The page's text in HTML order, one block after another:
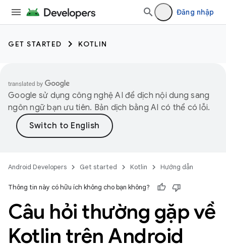
Đăng nhập
GET STARTED KOTLIN
Google sử dụng công nghệ AI để dịch nội dung sang
ngôn ngữ bạn ưu tiên. Bản dịch bằng AI có thể có lỗi.
Android Developers Get started Kotlin Hướng dẫn
Thông tin này có hữu ích không cho bạn không?
Câu hỏi thường gặp về
Kotlin trên Android